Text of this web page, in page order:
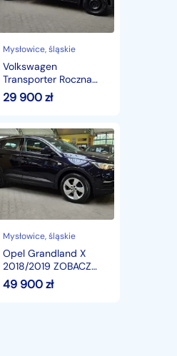
Mysłowice, śląskie
Volkswagen
Transporter Roczna
Gwarancja
29 900zł
2019
OPIS
podanej
cenie
roczna
gwarancja
Mysłowice, śląskie
Opel Grandland X
2018/2019 ZOBACZ
OPIS !! W podanej
cenie roczna
49 900zł